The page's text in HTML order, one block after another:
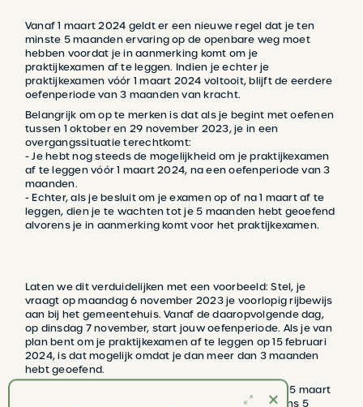
Vanaf 1 maart 2024 geldt er een nieuwe regel dat je ten
minste 5 maanden ervaring op de openbare weg moet
hebben voordat je in aanmerking komt om je
praktijkexamen af te leggen. Indien je echter je
praktijkexamen vóór 1 maart 2024 voltooit, blijft de eerdere
oefenperiode van 3 maanden van kracht.
Belangrijk om op te merken is dat als je begint met oefenen
tussen 1 oktober en 29 november 2023, je in een
overgangssituatie terechtkomt:
- Je hebt nog steeds de mogelijkheid om je praktijkexamen
af te leggen vóór 1 maart 2024, na een oefenperiode van 3
maanden.
- Echter, als je besluit om je examen op of na 1 maart af te
leggen, dien je te wachten tot je 5 maanden hebt geoefend
alvorens je in aanmerking komt voor het praktijkexamen.
Laten we dit verduidelijken met een voorbeeld: Stel, je
vraagt op maandag 6 november 2023 je voorlopig rijbewijs
aan bij het gemeentehuis. Vanaf de daaropvolgende dag,
op dinsdag 7 november, start jouw oefenperiode. Als je van
plan bent om je praktijkexamen af te leggen op 15 februari
2024, is dat mogelijk omdat je dan meer dan 3 maanden
hebt geoefend.
Echter, als je jouw praktijkexamen wilt plannen op 15 maart
2024, is dat niet mogelijk. Je moet namelijk minstens 5